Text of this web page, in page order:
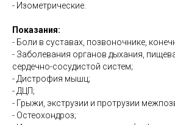
- Изометрические.
Показания:
- Боли в суставах, позвоночнике,
- Заболевания органов дыхания,
сердечно-сосудистой систем;
- Дистрофия мышц;
- ДЦП;
- Грыжи, экструзии и протрузии
- Остеохондроз;